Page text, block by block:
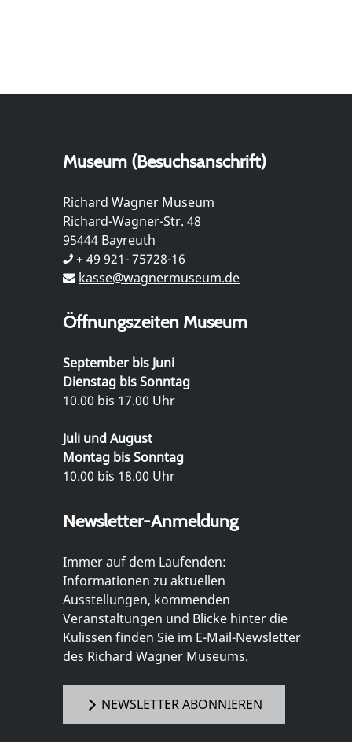
Museum (Besuchsanschrift)
Richard Wagner Museum
Richard-Wagner-Str. 48
95444 Bayreuth
+ 49 921- 75728-16
kasse@wagnermuseum.de
Öffnungszeiten Museum
September bis Juni
Dienstag bis Sonntag
10.00 bis 17.00 Uhr
Juli und August
Montag bis Sonntag
10.00 bis 18.00 Uhr
Newsletter-Anmeldung
Immer auf dem Laufenden:
Informationen zu aktuellen
Ausstellungen, kommenden
Veranstaltungen und Blicke hinter die
Kulissen finden Sie im E-Mail-Newsletter
des Richard Wagner Museums.
NEWSLETTER ABONNIEREN